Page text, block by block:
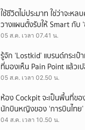
ใช้ชีวิตไม่ประมาท ใช่ว่าจะหล
วางแผนตั้งรับให้ Smart กับ
05 ส.ค. เวลา 07.41 น.
รู้จัก ‘Lostkid’ แบรนด์กระเ
ที่มองเห็น Pain Point แล้วเ
05 ส.ค. เวลา 02.50 น.
ห้อง Cockpit จะเป็นพื้นที่ข
นักบินหญิงของ ‘การบินไทย
บินไปทั่วโลก
04 ส.ค. เวลา 10.50 น.